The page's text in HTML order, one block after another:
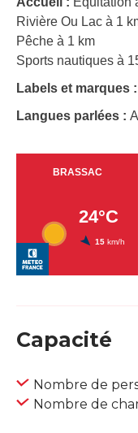
Rivière Ou Lac à 1
Pêche à 1 km
Sports nautiques à
Labels et marques :
Langues parlées :
Capacité
Nombre de
Nombre de